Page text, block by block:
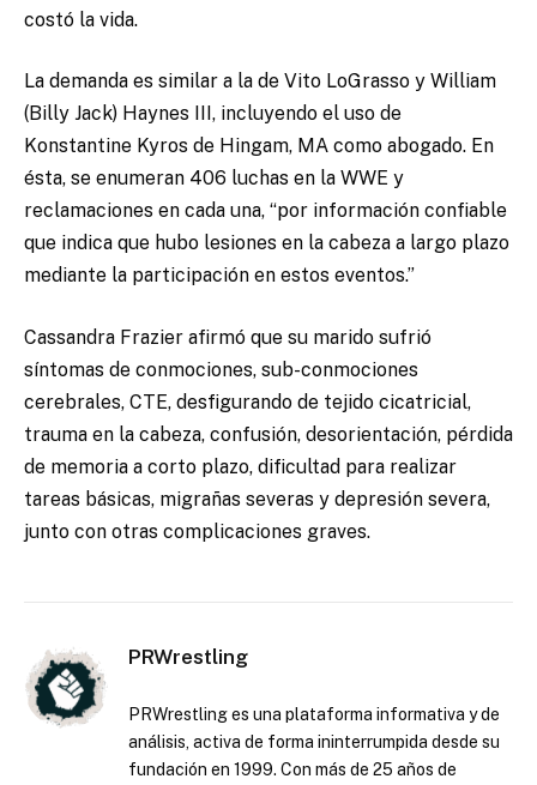
costó la vida.
La demanda es similar a la de Vito LoGrasso y William
(Billy Jack) Haynes III, incluyendo el uso de
Konstantine Kyros de Hingam, MA como abogado. En
ésta, se enumeran 406 luchas en la WWE y
reclamaciones en cada una, “por información confiable
que indica que hubo lesiones en la cabeza a largo plazo
mediante la participación en estos eventos.”
Cassandra Frazier afirmó que su marido sufrió
síntomas de conmociones, sub-conmociones
cerebrales, CTE, desfigurando de tejido cicatricial,
trauma en la cabeza, confusión, desorientación, pérdida
de memoria a corto plazo, dificultad para realizar
tareas básicas, migrañas severas y depresión severa,
junto con otras complicaciones graves.
PRWrestling
PRWrestling es una plataforma informativa y de
análisis, activa de forma ininterrumpida desde su
fundación en 1999. Con más de 25 años de